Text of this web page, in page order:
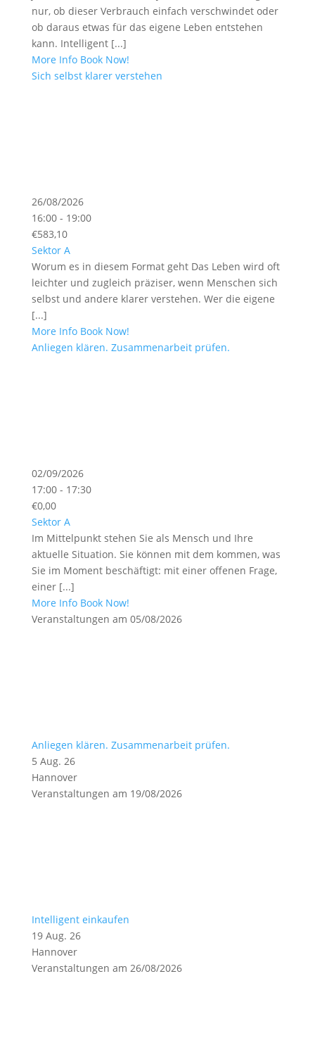
nur, ob dieser Verbrauch einfach verschwindet oder
ob daraus etwas für das eigene Leben entstehen
kann. Intelligent [...]
More Info Book Now!
Sich selbst klarer verstehen
26/08/2026
16:00 - 19:00
€583,10
Sektor A
Worum es in diesem Format geht Das Leben wird oft
leichter und zugleich präziser, wenn Menschen sich
selbst und andere klarer verstehen. Wer die eigene
[...]
More Info Book Now!
Anliegen klären. Zusammenarbeit prüfen.
02/09/2026
17:00 - 17:30
€0,00
Sektor A
Im Mittelpunkt stehen Sie als Mensch und Ihre
aktuelle Situation. Sie können mit dem kommen, was
Sie im Moment beschäftigt: mit einer offenen Frage,
einer [...]
More Info Book Now!
Veranstaltungen am 05/08/2026
Anliegen klären. Zusammenarbeit prüfen.
5 Aug. 26
Hannover
Veranstaltungen am 19/08/2026
Intelligent einkaufen
19 Aug. 26
Hannover
Veranstaltungen am 26/08/2026